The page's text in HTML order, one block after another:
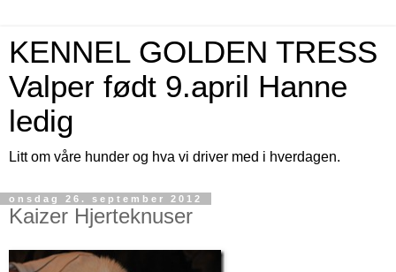
KENNEL GOLDEN TRESS
Valper født 9.april Hanne
ledig
Litt om våre hunder og hva vi driver med i hverdagen.
onsdag 26. september 2012
Kaizer Hjerteknuser